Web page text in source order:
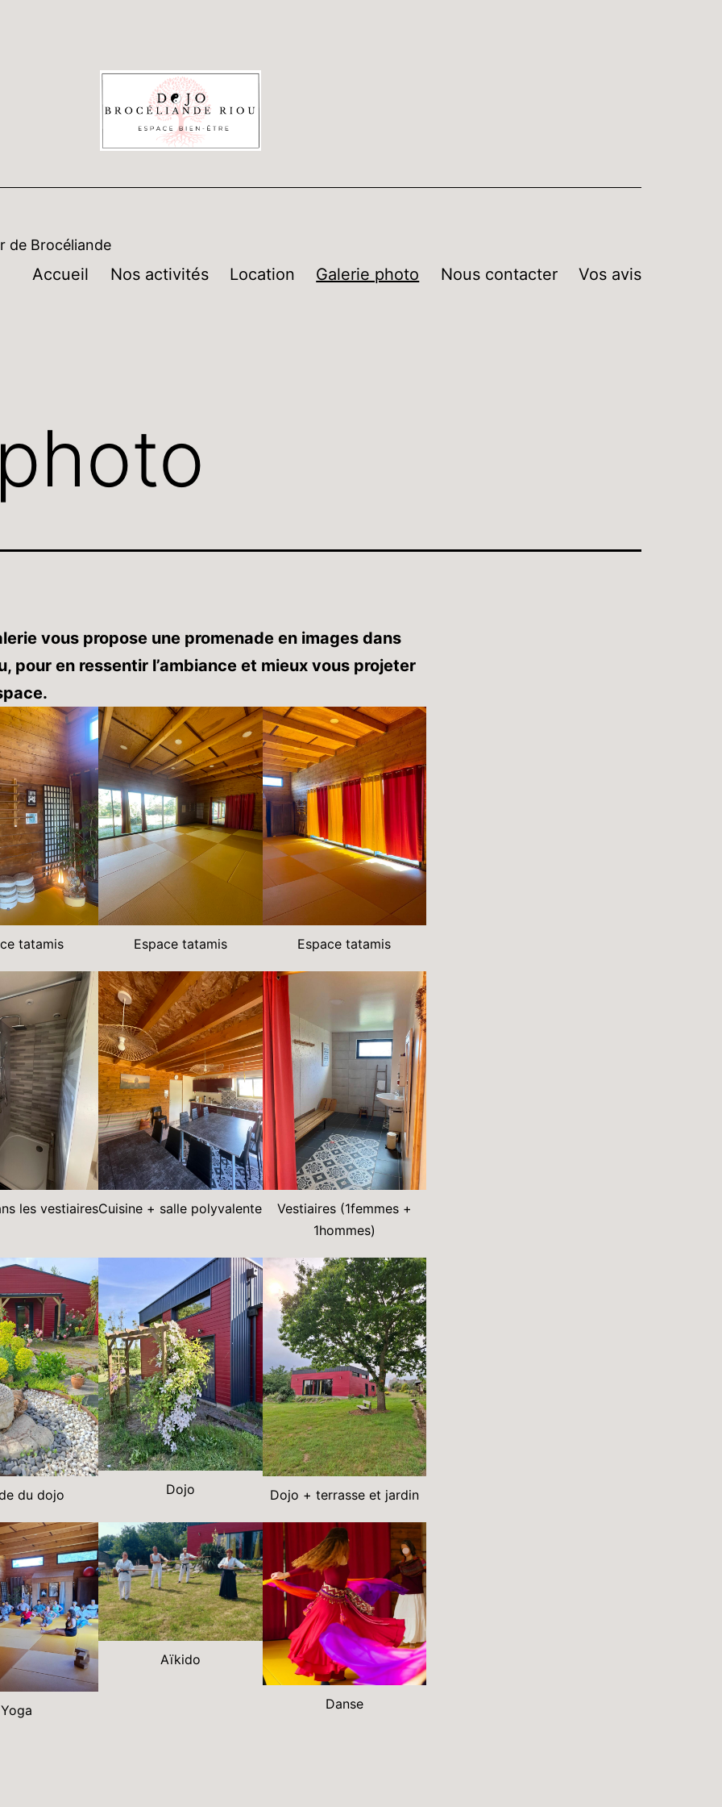
de Brocéliande
Accueil Nos activités Location Galerie photo Nous contacter Vos avis
vous propose une promenade en images dans
pour en ressentir l’ambiance et mieux vous projeter
tatamis Espace tatamis Espace tatamis
les vestiairesCuisine + salle polyvalente
Vestiaires (1femmes +
1hommes)
du dojo Dojo Dojo + terrasse et jardin
Yoga
Aïkido
Danse